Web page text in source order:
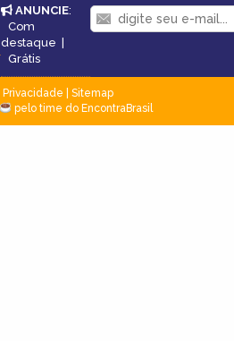
ANUNCIE:
Com
destaque |
Grátis
Privacidade
Sitemap
pelo time do EncontraBrasil